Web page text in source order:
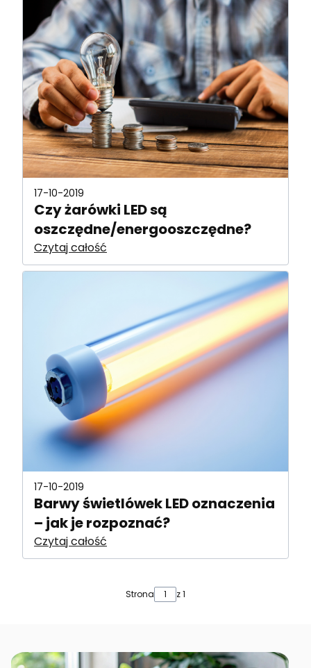
17-10-2019
Czy żarówki LED są
oszczędne/energooszczędne?
Czytaj całość
17-10-2019
Barwy świetlówek LED oznaczenia
– jak je rozpoznać?
Czytaj całość
Strona z 1